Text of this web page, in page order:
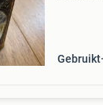
Gebruikt